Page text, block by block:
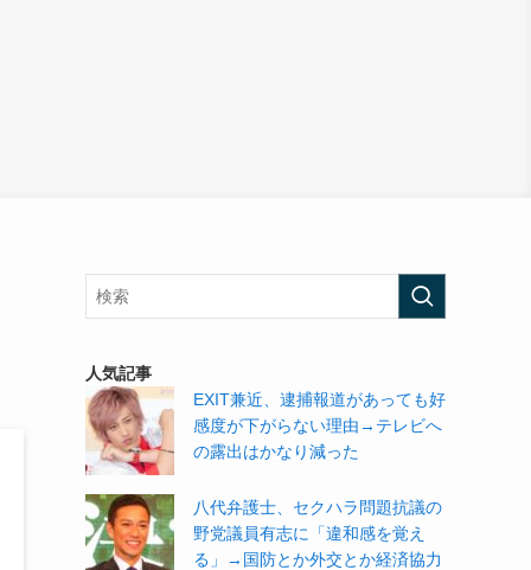
人気記事
EXIT兼近、逮捕報道があっても好
感度が下がらない理由→テレビへ
の露出はかなり減った
八代弁護士、セクハラ問題抗議の
野党議員有志に「違和感を覚え
る」→国防とか外交とか経済協力